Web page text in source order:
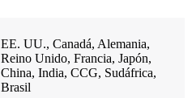
EE. UU., Canadá, Alemania,
Reino Unido, Francia, Japón,
China, India, CCG, Sudáfrica,
Brasil